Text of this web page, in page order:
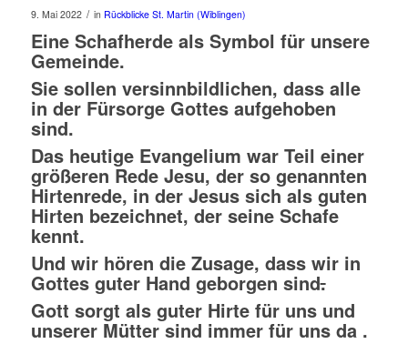
9. Mai 2022 / in Rückblicke St. Martin (Wiblingen)
Eine Schafherde als Symbol für unsere
Gemeinde.
Sie sollen versinnbildlichen, dass alle
in der Fürsorge Gottes aufgehoben
sind.
Das heutige Evangelium war Teil einer
größeren Rede Jesu, der so genannten
Hirtenrede, in der Jesus sich als guten
Hirten bezeichnet, der seine Schafe
kennt.
Und wir hören die Zusage, dass wir in
Gottes guter Hand geborgen sind.
Gott sorgt als guter Hirte für uns und
unserer Mütter sind immer für uns da .